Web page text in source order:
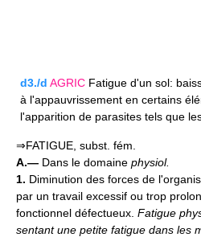
d3./d AGRIC Fatigue d'un sol:
à l'appauvrissement en certains
l'apparition de parasites tels que
⇒FATIGUE, subst. fém.
A.— Dans le domaine physiol.
1. Diminution des forces de
par un travail excessif ou trop
fonctionnel défectueux. Fatigue
sentant une petite fatigue dans les